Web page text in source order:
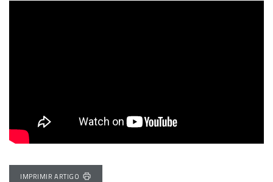
IMPRIMIR ARTIGO